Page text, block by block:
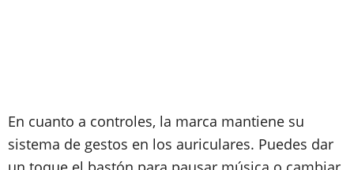
En cuanto a controles, la marca mantiene su
sistema de gestos en los auriculares. Puedes dar